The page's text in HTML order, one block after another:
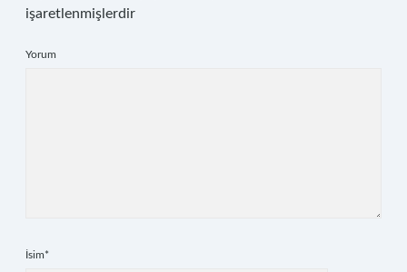
işaretlenmişlerdir
Yorum
İsim*